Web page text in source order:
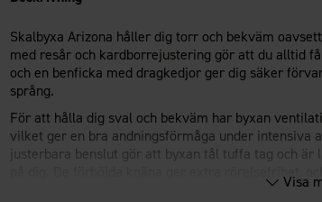
Skalbyxa Arizona håller dig torr och bekväm
med resår och kardborrejustering gör att du alltid
och en benficka med dragkedjor ger dig säker
språng.
För att hålla dig sval och bekväm har byxan
vilket ger en bra andningsförmåga under
justerbara benslut gör att byxan tål tuffa tag och
Visa